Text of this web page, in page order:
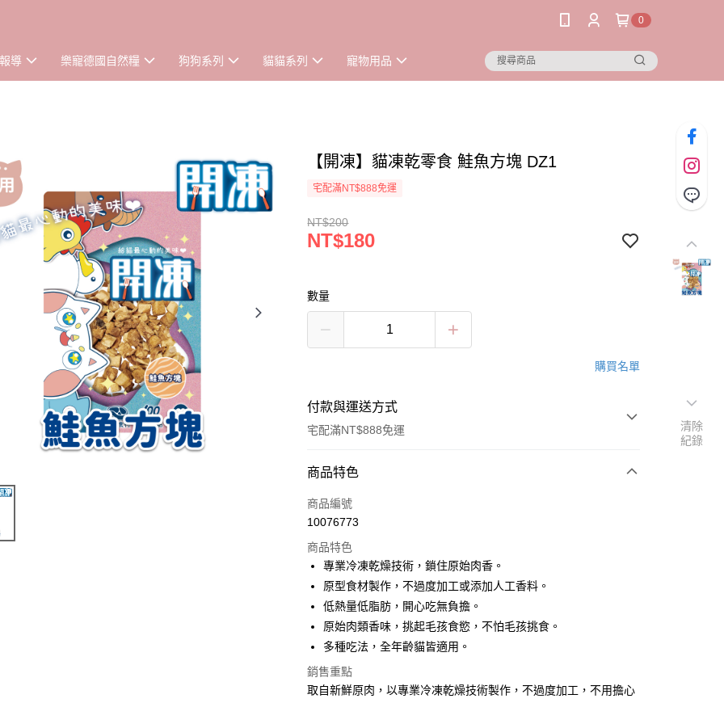
0
導 樂寵德國自然糧 狗狗系列 貓貓系列 寵物用品
【開凍】貓凍乾零食 鮭魚方塊 DZ1
宅配滿NT$888免運
NT$200
NT$180
數量
購買名單
付款與運送方式
宅配滿NT$888免運
付款方式
信用卡一次付款
ATM付款
運送方式
宅配
每筆NT$100，滿NT$888(含以上)免運費
商品特色
商品編號
10076773
商品特色
專業冷凍乾燥技術，鎖住原始肉香。
原型食材製作，不過度加工或添加人工香料。
低熱量低脂肪，開心吃無負擔。
原始肉類香味，挑起毛孩食慾，不怕毛孩挑食。
多種吃法，全年齡貓皆適用。
銷售重點
取自新鮮原肉，以專業冷凍乾燥技術製作，不過度加工，不用擔心
清除
紀錄